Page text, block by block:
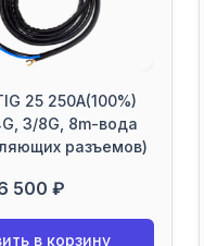
25 250A(100%)
3/8G, 8m-вода
разъемов)
500 ₽
в корзину